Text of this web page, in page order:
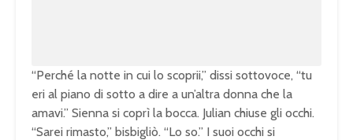
“Perché la notte in cui lo scoprii,” dissi sottovoce, “tu
eri al piano di sotto a dire a un’altra donna che la
amavi.” Sienna si coprì la bocca. Julian chiuse gli occhi.
“Sarei rimasto,” bisbigliò. “Lo so.” I suoi occhi si